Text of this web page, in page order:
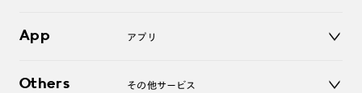
よくあるご質問
お問い合わせ
App アプリ
Others その他サービス